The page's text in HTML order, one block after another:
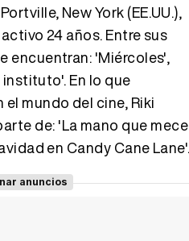
Tráiler 'Vida perra' (2026)
Tráiler Oficial en VOSE 'The Audacity'
New York (EE.UU.),
24 años. Entre sus
encuentran: 'Miércoles',
En lo que
mundo del cine, Riki
de: 'La mano que mece
en Candy Cane
anuncios